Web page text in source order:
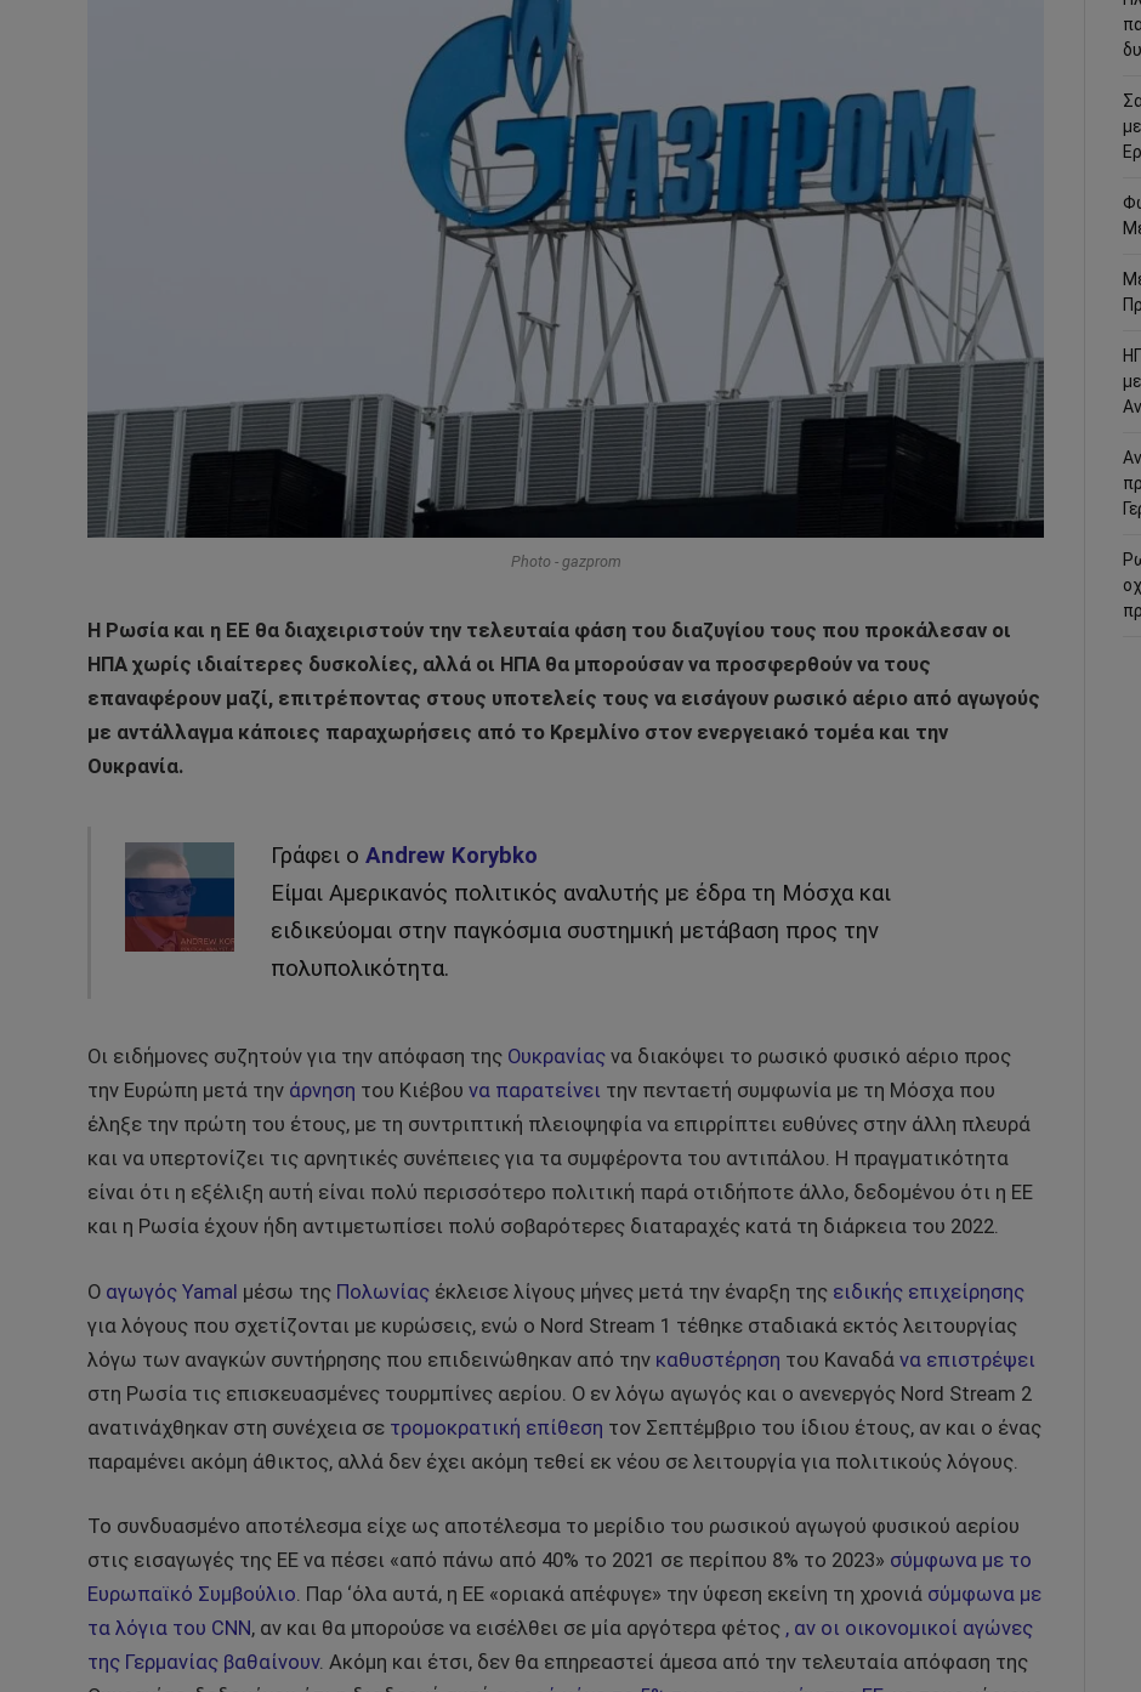
Photo - gazprom
Η Ρωσία και η ΕΕ θα διαχειριστούν την τελευταία φάση του διαζυγίου τους που προκάλεσαν οι
ΗΠΑ χωρίς ιδιαίτερες δυσκολίες, αλλά οι ΗΠΑ θα μπορούσαν να προσφερθούν να τους
επαναφέρουν μαζί, επιτρέποντας στους υποτελείς τους να εισάγουν ρωσικό αέριο από αγωγούς
με αντάλλαγμα κάποιες παραχωρήσεις από το Κρεμλίνο στον ενεργειακό τομέα και την
Ουκρανία.
Γράφει ο Andrew Korybko
Είμαι Αμερικανός πολιτικός αναλυτής με έδρα τη Μόσχα και
ειδικεύομαι στην παγκόσμια συστημική μετάβαση προς την
πολυπολικότητα.
Οι ειδήμονες συζητούν για την απόφαση της Ουκρανίας να διακόψει το ρωσικό φυσικό αέριο προς
την Ευρώπη μετά την άρνηση του Κιέβου να παρατείνει την πενταετή συμφωνία με τη Μόσχα που
έληξε την πρώτη του έτους, με τη συντριπτική πλειοψηφία να επιρρίπτει ευθύνες στην άλλη πλευρά
και να υπερτονίζει τις αρνητικές συνέπειες για τα συμφέροντα του αντιπάλου. Η πραγματικότητα
είναι ότι η εξέλιξη αυτή είναι πολύ περισσότερο πολιτική παρά οτιδήποτε άλλο, δεδομένου ότι η ΕΕ
και η Ρωσία έχουν ήδη αντιμετωπίσει πολύ σοβαρότερες διαταραχές κατά τη διάρκεια του 2022.
Ο αγωγός Yamal μέσω της Πολωνίας έκλεισε λίγους μήνες μετά την έναρξη της ειδικής επιχείρησης
για λόγους που σχετίζονται με κυρώσεις, ενώ ο Nord Stream 1 τέθηκε σταδιακά εκτός λειτουργίας
λόγω των αναγκών συντήρησης που επιδεινώθηκαν από την καθυστέρηση του Καναδά να επιστρέψει
στη Ρωσία τις επισκευασμένες τουρμπίνες αερίου. Ο εν λόγω αγωγός και ο ανενεργός Nord Stream 2
ανατινάχθηκαν στη συνέχεια σε τρομοκρατική επίθεση τον Σεπτέμβριο του ίδιου έτους, αν και ο ένας
παραμένει ακόμη άθικτος, αλλά δεν έχει ακόμη τεθεί εκ νέου σε λειτουργία για πολιτικούς λόγους.
Το συνδυασμένο αποτέλεσμα είχε ως αποτέλεσμα το μερίδιο του ρωσικού αγωγού φυσικού αερίου
στις εισαγωγές της ΕΕ να πέσει «από πάνω από 40% το 2021 σε περίπου 8% το 2023» σύμφωνα με το
Ευρωπαϊκό Συμβούλιο. Παρ ‘όλα αυτά, η ΕΕ «οριακά απέφυγε» την ύφεση εκείνη τη χρονιά σύμφωνα με
τα λόγια του CNN, αν και θα μπορούσε να εισέλθει σε μία αργότερα φέτος , αν οι οικονομικοί αγώνες
της Γερμανίας βαθαίνουν. Ακόμη και έτσι, δεν θα επηρεαστεί άμεσα από την τελευταία απόφαση της